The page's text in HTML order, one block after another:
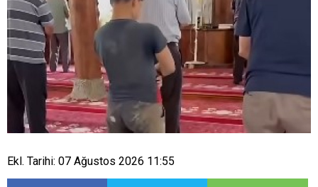
Ekl. Tarihi: 07 Ağustos 2026 11:55